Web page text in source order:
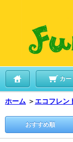
カー
ホーム ＞ エコフレン
おすすめ順